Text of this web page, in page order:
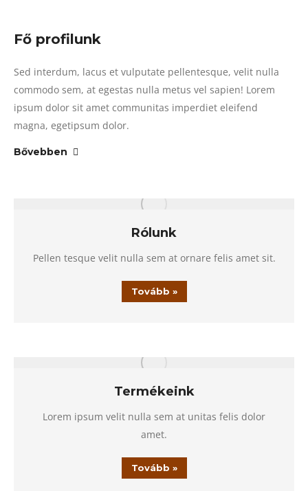
Fő profilunk
Sed interdum, lacus et vulputate pellentesque, velit nulla
commodo sem, at egestas nulla metus vel sapien! Lorem
ipsum dolor sit amet communitas imperdiet eleifend
magna, egetipsum dolor.
Bővebben
Rólunk
Pellen tesque velit nulla sem at ornare felis amet sit.
Tovább »
Termékeink
Lorem ipsum velit nulla sem at unitas felis dolor
amet.
Tovább »